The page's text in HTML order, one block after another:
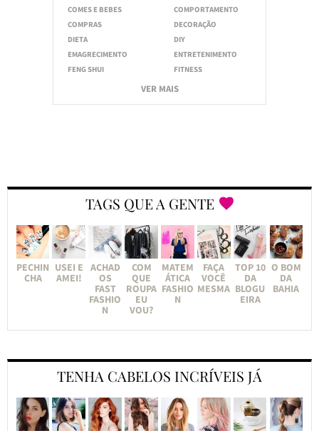
COMES E BEBES
COMPORTAMENTO
COMPRAS
DECORAÇÃO
DIETA
DIY
EMAGRECIMENTO
ENTRETENIMENTO
FENG SHUI
FITNESS
VER MAIS
TAGS QUE A GENTE
PECHIN
CHA
USEI E
AMEI!
ACHAD
OS
FAST
FASHIO
N
COM
QUE
ROUPA
EU
VOU?
MATEM
ÁTICA
FASHIO
N
FAÇA
VOCÊ
MESMA
TOP 10
DA
BLOGU
EIRA
O BOM
DA
BAHIA
TENHA CABELOS INCRÍVEIS JÁ